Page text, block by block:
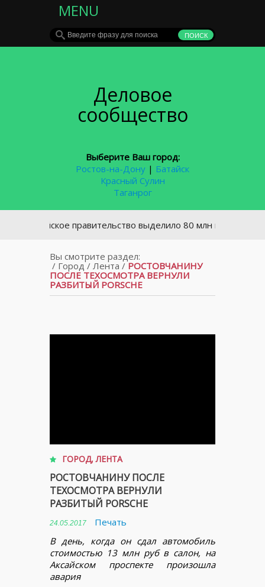
MENU
Деловое
сообщество
Выберите Ваш город:
Ростов-на-Дону | Батайск
Красный Сулин
Таганрог
правительство выделило 80 млн пострадавшим
Вы смотрите раздел:
/ Город/ Лента / РОСТОВЧАНИНУ
ПОСЛЕ ТЕХОСМОТРА ВЕРНУЛИ
РАЗБИТЫЙ PORSCHE
ГОРОД,ЛЕНТА
РОСТОВЧАНИНУ ПОСЛЕ
ТЕХОСМОТРА ВЕРНУЛИ
РАЗБИТЫЙ PORSCHE
24.05.2017
Печать
В день, когда он сдал автомобиль
стоимостью 13 млн руб в салон, на
Аксайском проспекте произошла
авария